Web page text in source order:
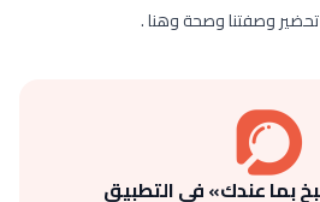
تحضير وصفتنا وصحة وهنا .
بما عندك» في التطبيق